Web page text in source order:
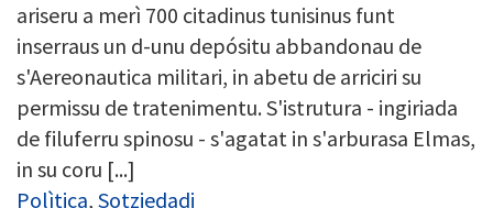
ariseru a merì 700 citadinus tunisinus funt
inserraus un d-unu depósitu abbandonau de
s'Aereonautica militari, in abetu de arriciri su
permissu de tratenimentu. S'istrutura - ingiriada
de filuferru spinosu - s'agatat in s'arburasa Elmas,
in su coru [...]
Polìtica, Sotziedadi